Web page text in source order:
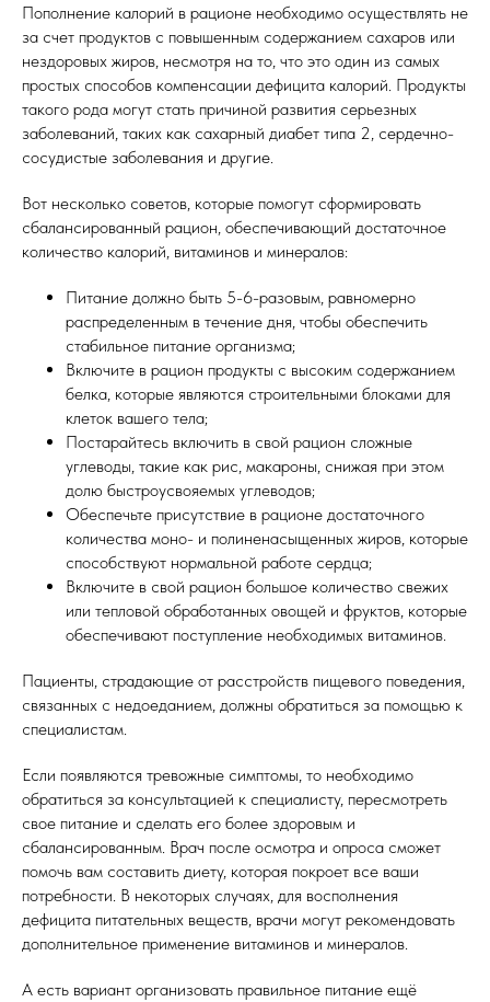
Пополнение калорий в рационе необходимо осуществлять не
за счет продуктов с повышенным содержанием сахаров или
нездоровых жиров, несмотря на то, что это один из самых
простых способов компенсации дефицита калорий. Продукты
такого рода могут стать причиной развития серьезных
заболеваний, таких как сахарный диабет типа 2, сердечно-
сосудистые заболевания и другие.
Вот несколько советов, которые помогут сформировать
сбалансированный рацион, обеспечивающий достаточное
количество калорий, витаминов и минералов:
Питание должно быть 5-6-разовым, равномерно
распределенным в течение дня, чтобы обеспечить
стабильное питание организма;
Включите в рацион продукты с высоким содержанием
белка, которые являются строительными блоками для
клеток вашего тела;
Постарайтесь включить в свой рацион сложные
углеводы, такие как рис, макароны, снижая при этом
долю быстроусвояемых углеводов;
Обеспечьте присутствие в рационе достаточного
количества моно- и полиненасыщенных жиров, которые
способствуют нормальной работе сердца;
Включите в свой рацион большое количество свежих
или тепловой обработанных овощей и фруктов, которые
обеспечивают поступление необходимых витаминов.
Пациенты, страдающие от расстройств пищевого поведения,
связанных с недоеданием, должны обратиться за помощью к
специалистам.
Если появляются тревожные симптомы, то необходимо
обратиться за консультацией к специалисту, пересмотреть
свое питание и сделать его более здоровым и
сбалансированным. Врач после осмотра и опроса сможет
помочь вам составить диету, которая покроет все ваши
потребности. В некоторых случаях, для восполнения
дефицита питательных веществ, врачи могут рекомендовать
дополнительное применение витаминов и минералов.
А есть вариант организовать правильное питание ещё
2016-2025 © ВСЕ ПРАВА ЗАЩИЩЕНЫ
АКЦИИ
КОНТАКТЫ
ДОСТАВКА
ОПЛАТА
БЛОГ